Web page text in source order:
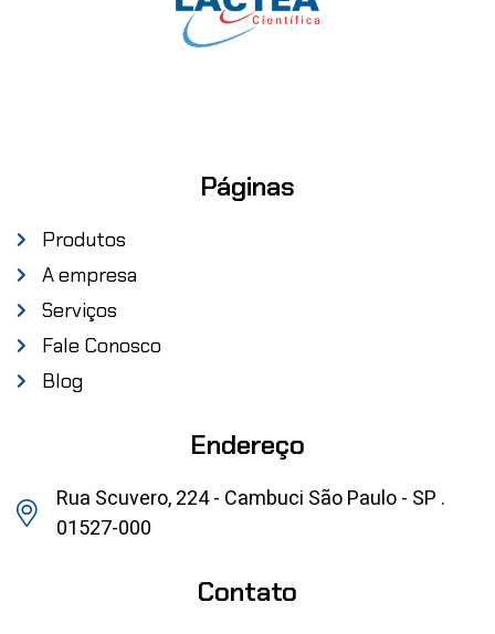
Páginas
Produtos
A empresa
Serviços
Fale Conosco
Blog
Endereço
Rua Scuvero, 224 - Cambuci São Paulo - SP .
01527-000
Contato